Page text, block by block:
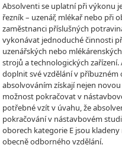
Absolventi se uplatní při výkonu
řezník – uzenář, mlékař nebo při
zaměstnanci příslušných
vykonávat jednoduché činnosti
uzenářských nebo
strojů a technologických
doplnit své vzdělání v příbuzném
absolvováním získají nejen
možnost pokračovat v
potřebné vzít v úvahu, že
pokračování v nástavbovém
oborech kategorie E jsou
obecně odborného vzdělání.